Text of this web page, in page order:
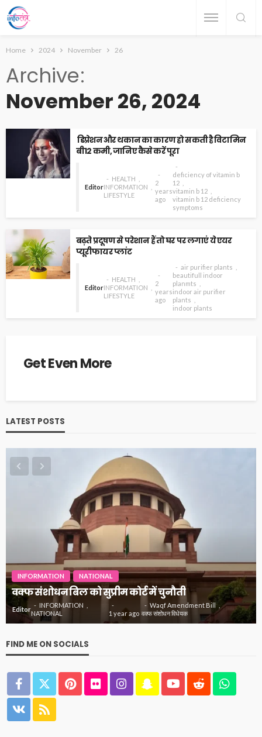
Home 2024 November 26
Archive
November 26, 2024
डिप्रेशन और थकान का कारण हो सकती है विटामिन
बी12 कमी, जानिए कैसे करें पूरा
Editor
HEALTH
INFORMATION
LIFESTYLE
2
years
ago
deficiency of vitamin b
12
vitamin b 12
vitamin b 12 deficiency
symptoms
बढ़ते प्रदूषण से परेशान हैं तो घर पर लगाएं ये एयर
प्यूरीफायर प्लांट
Editor
HEALTH
INFORMATION
LIFESTYLE
2
years
ago
air purifier plants
beautifull indoor
planmts
indoor air purifier
plants
indoor plants
Get Even More
LATEST POSTS
INFORMATION INSPIRATIONAL NATIONAL
जानिये क्यों मनोज कुमार को कहा जाता था भारत कुमार
Editor
INFORMATION
INSPIRATIONAL
NATIONAL
1 year
ago
actor manoj kumar
अभिनेता मनोज कुमार
मनोज कुमार को भारत कुमार क्यों कहते थे
FIND ME ON SOCIALS